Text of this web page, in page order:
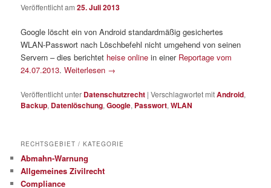
Veröffentlicht am25. Juli 2013
Google löscht ein von Android standardmäßig gesichertes
WLAN-Passwort nach Löschbefehl nicht umgehend von seinen
Servern – dies berichtet heise online in einer Reportage vom
24.07.2013.Weiterlesen →
Veröffentlicht unter Datenschutzrecht |Verschlagwortet mitAndroid,
Backup, Datenlöschung,Google, Passwort,WLAN
RECHTSGEBIET / KATEGORIE
Abmahn-Warnung
Allgemeines Zivilrecht
Compliance